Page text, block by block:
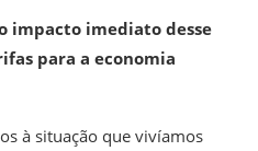
impacto imediato desse
para a economia
à situação que vivíamos